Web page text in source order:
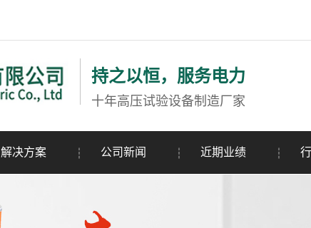
持之以恒，服务电力
十年高压试验设备制造厂家
解决方案 公司新闻 近期业绩